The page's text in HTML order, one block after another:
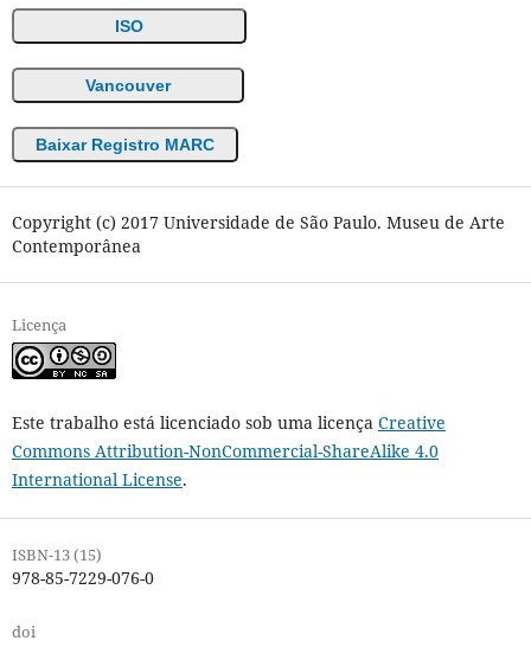
ISO
Vancouver
Baixar Registro MARC
Copyright (c) 2017 Universidade de São Paulo. Museu de Arte
Contemporânea
Licença
Este trabalho está licenciado sob uma licença Creative
Commons Attribution-NonCommercial-ShareAlike 4.0
International License.
ISBN-13 (15)
978-85-7229-076-0
doi